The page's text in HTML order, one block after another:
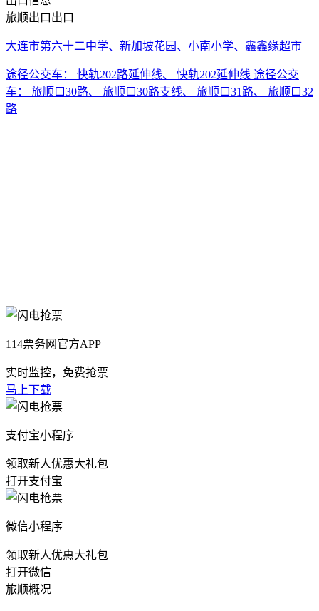
旅顺出口 出口
大连市第六十二中学、新加坡花园、小南小学、鑫鑫缘超市
途径公交车： 快轨202路延伸线、 快轨202延伸线 途径公交
车： 旅顺口30路、 旅顺口30路支线、 旅顺口31路、 旅顺口32
路
114票务网官方APP
实时监控，免费抢票
马上下载
支付宝小程序
领取新人优惠大礼包
打开支付宝
微信小程序
领取新人优惠大礼包
打开微信
旅顺概况